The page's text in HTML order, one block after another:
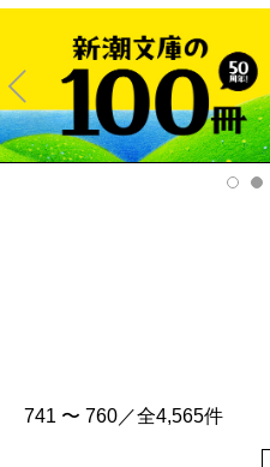
Pre
v
741 〜 760／全4,565件